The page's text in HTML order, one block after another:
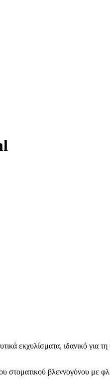
εκχυλίσματα, ιδανικό για
στοματικού βλεννογόνου με